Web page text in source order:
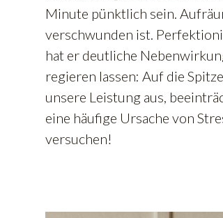
Minute pünktlich sein.
verschwunden ist.
hat er deutliche
regieren lassen: Auf die
unsere Leistung aus,
eine häufige Ursache von
versuchen!